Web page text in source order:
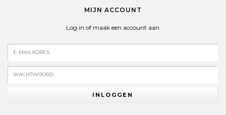
MIJN ACCOUNT
Log in of maak een account aan
INLOGGEN